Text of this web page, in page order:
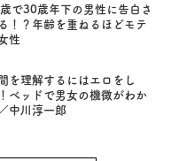
で30歳年下の男性に告白さ
！？年齢を重ねるほどモテ
性
を理解するにはエロをし
ベッドで男女の機微がわか
中川淳一郎